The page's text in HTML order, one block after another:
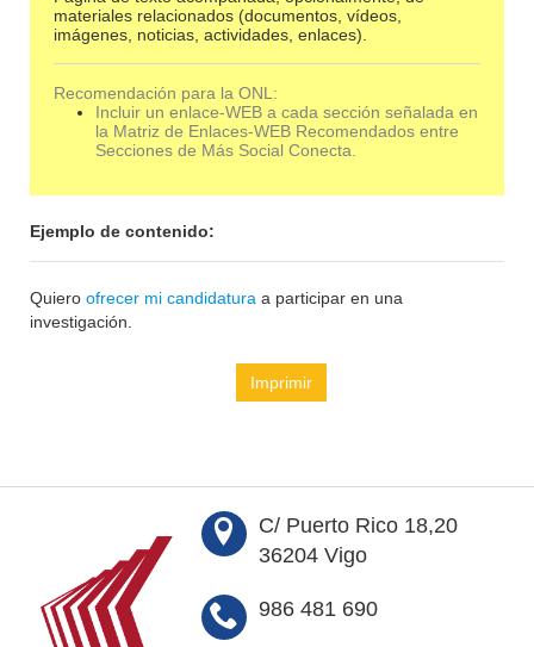
materiales relacionados (documentos, vídeos,
imágenes, noticias, actividades, enlaces).
Recomendación para la ONL:
Incluir un enlace-WEB a cada sección señalada en
la Matriz de Enlaces-WEB Recomendados entre
Secciones de Más Social Conecta.
Ejemplo de contenido:
Quiero ofrecer mi candidatura a participar en una
investigación.
Imprimir
C/ Puerto Rico 18,20
36204 Vigo
986 481 690